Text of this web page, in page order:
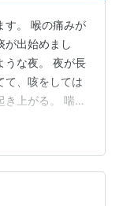
す。 喉の痛みが
が出始めまし
うな夜。 夜が長
て、咳をしては
上がる。 喘息
いかとちょっ
る。 苦しいのは
ばらくすると咳
ると随分マ